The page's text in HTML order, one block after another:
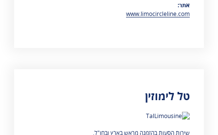
אתר:
www.limocircleline.com
טל לימוזין
שירות הסעות בהזמנה מראש בארץ ובחו"ל.